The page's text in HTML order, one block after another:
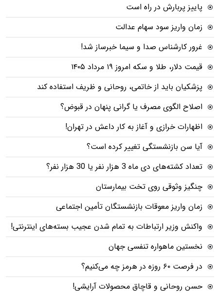
پاییز پربارش در راه است
زمان واریز سود سهام عدالت
غرور کارشناس صدا و سیما خبرساز شد!
قیمت دلار، طلا و سکه امروز ۱۹ مرداد ۱۴۰۵
پزشکیان باید از خاتمی، روحانی و ظریف استفاده کند
اصلاح الگوی مصرف یا گرانی پنهان در قبوض؟
اظهارات خرازی و آغاز به کار داعش در تهران!
آیا سن بازنشستگی تغییر کرده است؟
تعداد کشته‌های دی ماه 3 هزار نفر یا 30 هزار نفر؟
چنگیز وثوقی روی تخت بیمارستان
زمان واریز معوقات بازنشستگان تأمین اجتماعی
واکنش وزیر ارتباطات به تمام شدن عجیب بسته‌های اینترنتی!
نخستین ماهواره تنفسی جهان
در فرصت ۶۰ روزه در هرمز چه می‌کنیم؟
حسن روحانی و قاچاق محصولات آرایشی!